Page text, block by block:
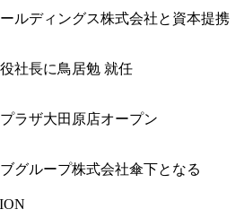
ルディングス株式会社と資本提携
社長に鳥居勉 就任
ラザ大田原店オープン
グループ株式会社傘下となる